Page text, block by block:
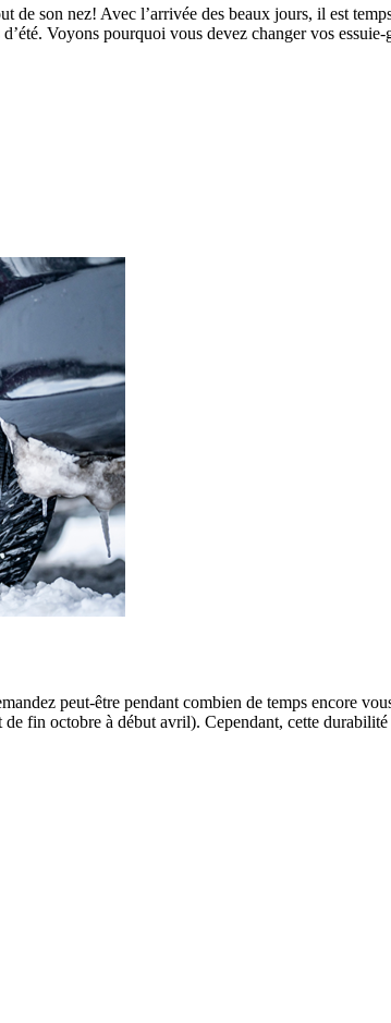
son nez! Avec l’arrivée des beaux jours, il est
Voyons pourquoi vous devez changer vos
peut-être pendant combien de temps encore
de fin octobre à début avril). Cependant, cette